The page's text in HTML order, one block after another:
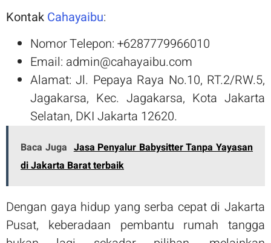
Kontak Cahayaibu:
Nomor Telepon: +6287779966010
Email: admin@cahayaibu.com
Alamat: Jl. Pepaya Raya No.10, RT.2/RW.5,
Jagakarsa, Kec. Jagakarsa, Kota Jakarta
Selatan, DKI Jakarta 12620.
Baca Juga Jasa Penyalur Babysitter Tanpa Yayasan
di Jakarta Barat terbaik
Dengan gaya hidup yang serba cepat di Jakarta
Pusat, keberadaan pembantu rumah tangga